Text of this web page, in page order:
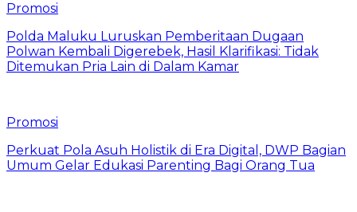
Promosi
Polda Maluku Luruskan Pemberitaan Dugaan
Polwan Kembali Digerebek, Hasil Klarifikasi: Tidak
Ditemukan Pria Lain di Dalam Kamar
Promosi
Perkuat Pola Asuh Holistik di Era Digital, DWP Bagian
Umum Gelar Edukasi Parenting Bagi Orang Tua